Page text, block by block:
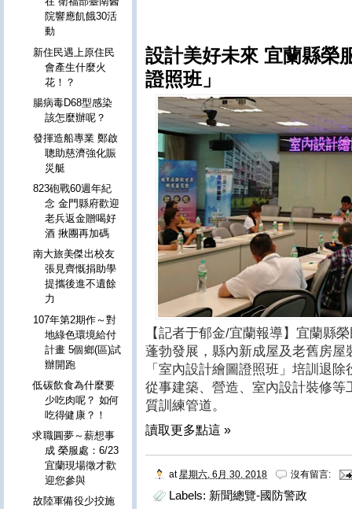
設計美好未來 宜蘭縣榮
證照班」
【記者于郁金/宜蘭報導】宜蘭縣
蓬勃發展，縣內新成屋及老舊房
「室內設計繪圖證照班」培訓退
從事建築、營造、室內設計裝修
質訓練管道。
讀取更多點這 »
at星期六, 6月 30, 2018 沒有留言:
Labels: 新聞總覽-國防警政
院響應飢餓30活
動
新住民遇上原住民
會產生什麼火
花！？
腸病毒D68型感染
該怎麼辦呢？
發揮造船專業 鄭啟
聰助慈濟強化賑
災艇
823砲戰60週年紀
念 金門縣府歡迎
老兵返金贈喝好
酒 揪團再加碼
南大旅美傑出校友
張見齊慨捐助學
提攜後進不遺餘
力
107年第2期作～對
地綠色環境給付
計畫 5個鄉(區)試
辦開跑
低碳飲食為什麼要
少吃肉呢？ 如何
吃得健康？！
求職圓夢～薪想事
成 榮服處：6/23
宜蘭現場徵才歡
迎您參與
故陸軍備役少挍施